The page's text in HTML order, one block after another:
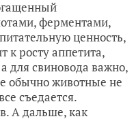
ферментами,
ценность,
к росту аппетита,
для свиновода важно,
обычно животные не
съедается.
А дальше, как